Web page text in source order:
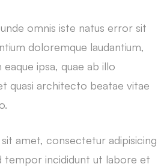
omnis iste natus error sit
doloremque laudantium,
ipsa, quae ab illo
quasi architecto beatae vitae
amet, consectetur adipisicing
tempor incididunt ut labore et